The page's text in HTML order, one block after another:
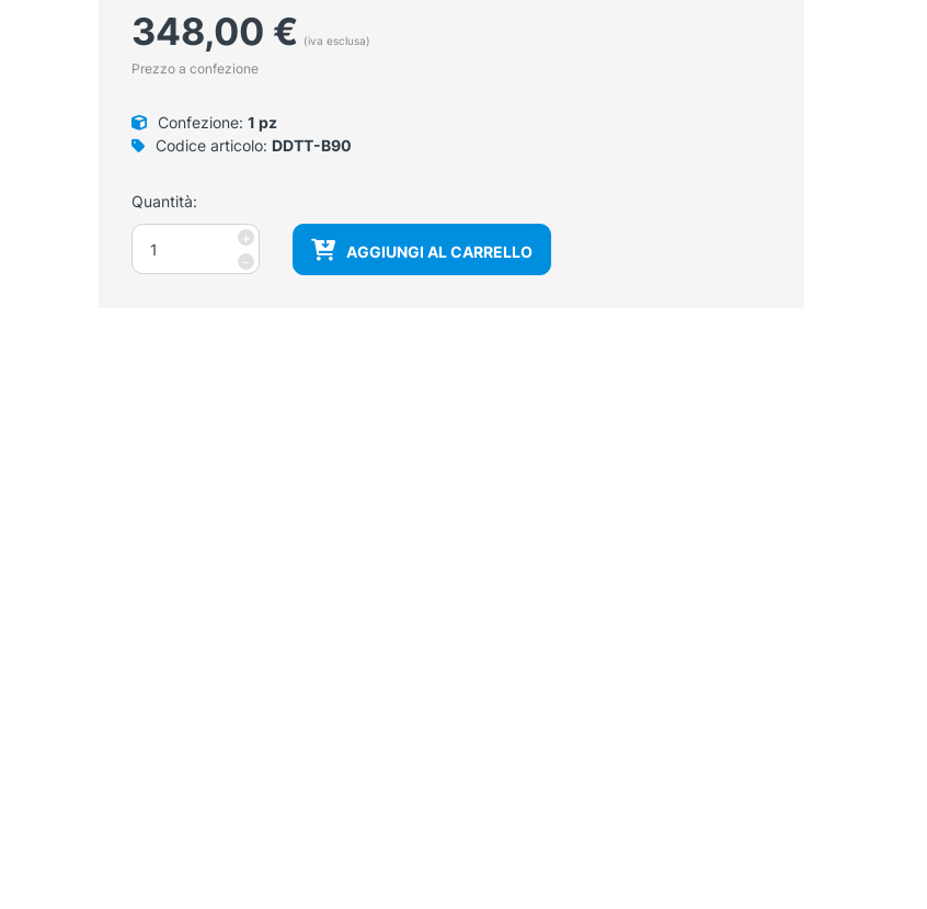
348,00 € (iva esclusa)
Prezzo a confezione
Confezione: 1 pz
Codice articolo: DDTT-B90
Quantità:
-
Modello
della
struttura
+
AGGIUNGI AL CARRELLO